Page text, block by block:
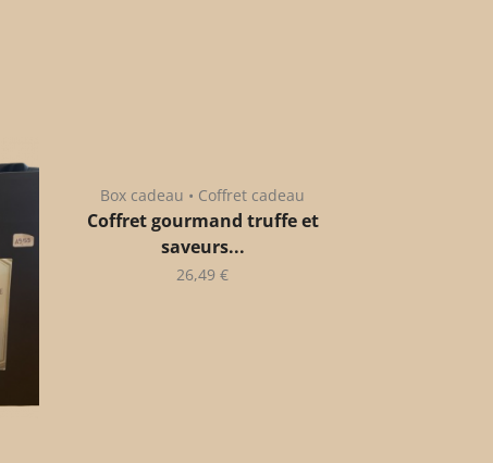
Box cadeau • Coffret cadeau
Coffret gourmand truffe et
saveurs...
26,49 €